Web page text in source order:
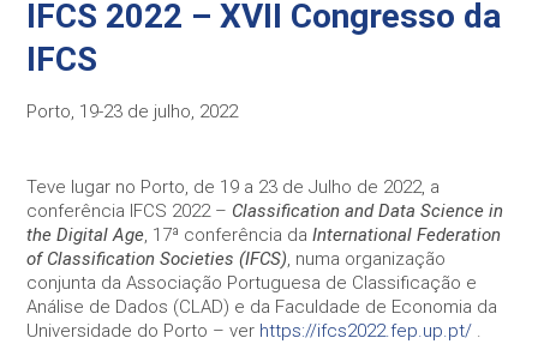
IFCS 2022 – XVII Congresso da
IFCS
Porto, 19-23 de julho, 2022
Teve lugar no Porto, de 19 a 23 de Julho de 2022, a
conferência IFCS 2022 – Classification and Data Science in
the Digital Age, 17ª conferência daInternational Federation
of Classification Societies (IFCS), numa organização
conjunta da Associação Portuguesa de Classificação e
Análise de Dados (CLAD) e da Faculdade de Economia da
Universidade do Porto – ver https://ifcs2022.fep.up.pt/ .
Necessary
não são
necessários
para o
funcionamento
do site.
Statistics